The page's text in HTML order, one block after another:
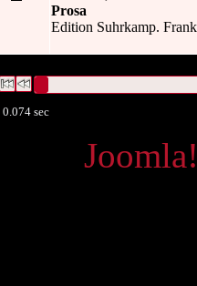
Prosa
Edition Suhrkamp.
0.074 sec